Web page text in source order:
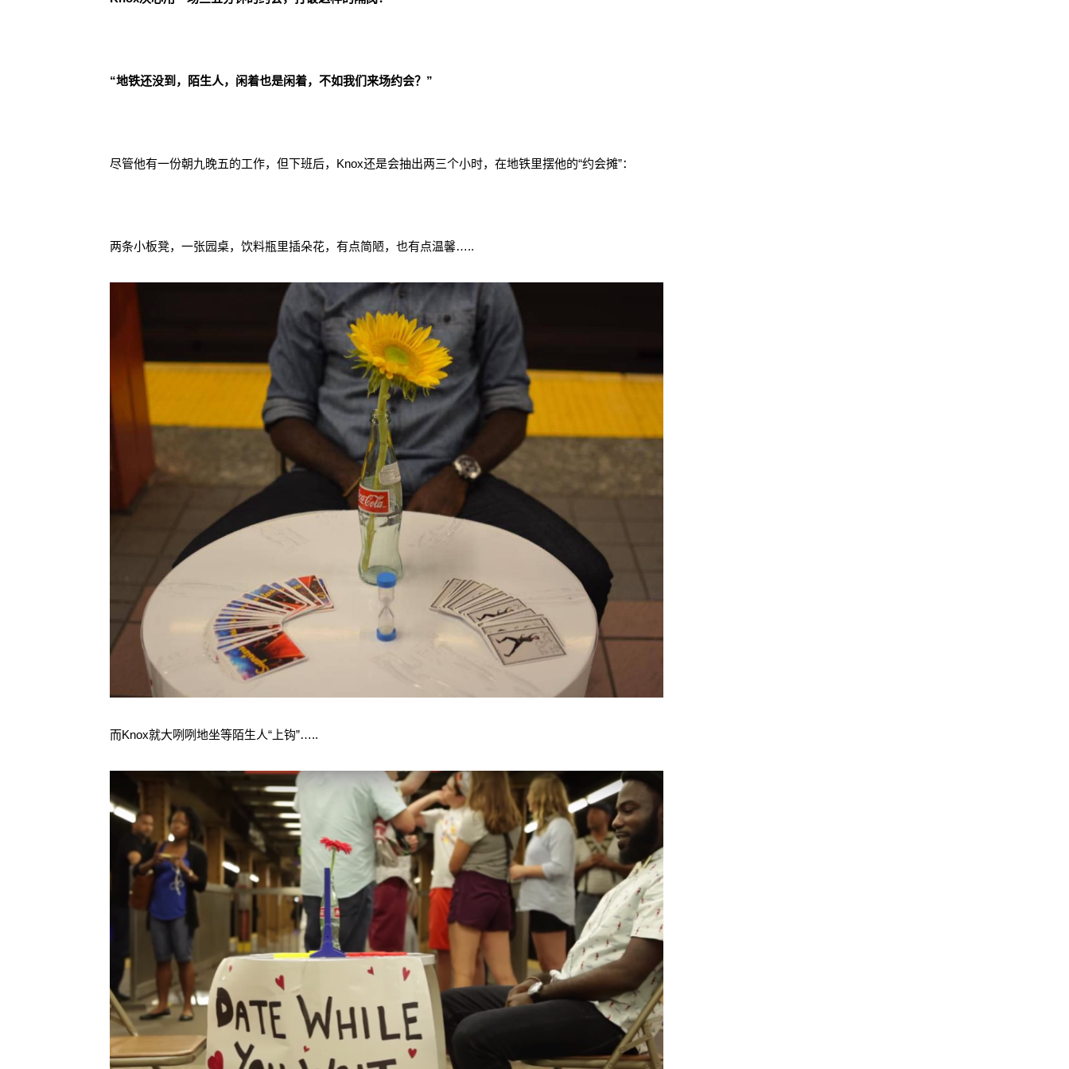
“地铁还没到，陌生人，闲着也是闲着，不如我们来场约会？”
尽管他有一份朝九晚五的工作，但下班后，Knox还是会抽出两三个小时，在地铁里摆他的“约会摊”：
两条小板凳，一张园桌，饮料瓶里插朵花，有点简陋，也有点温馨…..
而Knox就大咧咧地坐等陌生人“上钩”…..